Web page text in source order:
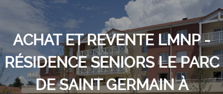
ACHAT ET REVENTE LMNP -
RÉSIDENCE SENIORS LE PARC
DE SAINT GERMAIN À